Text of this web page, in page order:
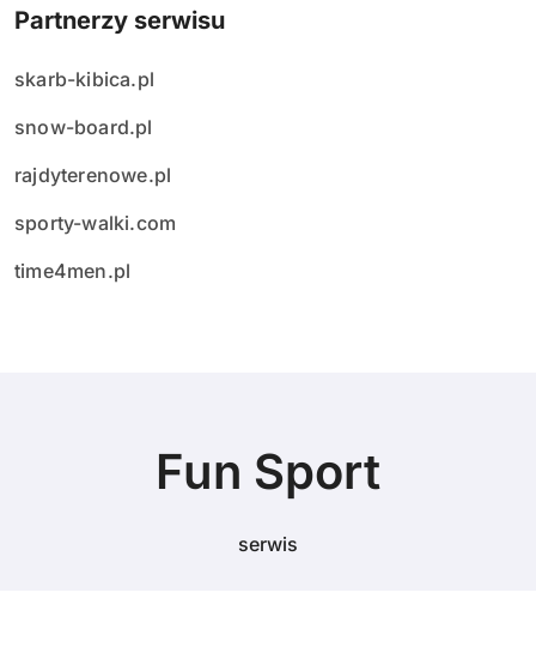
Partnerzy serwisu
skarb-kibica.pl
snow-board.pl
rajdyterenowe.pl
sporty-walki.com
time4men.pl
Fun Sport
serwis